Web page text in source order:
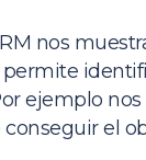
nos
ejemplo
el